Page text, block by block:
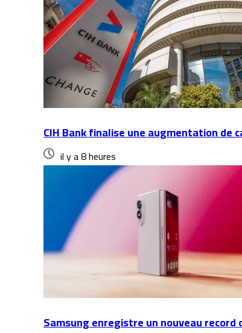
CIH Bank finalise une augmentation de
il y a 8 heures
Samsung enregistre un nouveau